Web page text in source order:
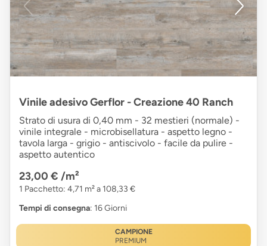
Vinile adesivo Gerflor - Creazione 40 Ranch
Strato di usura di 0,40 mm - 32 mestieri (normale) -
vinile integrale - microbisellatura - aspetto legno -
tavola larga - grigio - antiscivolo - facile da pulire -
aspetto autentico
23,00 € /m²
1 Pacchetto: 4,71 m² a 108,33 €
Tempi di consegna: 16 Giorni
CAMPIONE
PREMIUM